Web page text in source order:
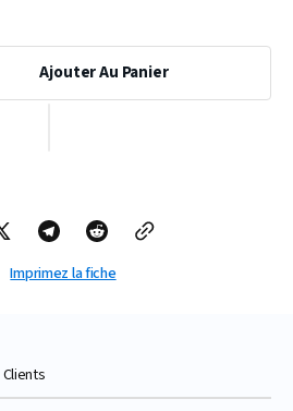
Ajouter Au Panier
Imprimez la fiche